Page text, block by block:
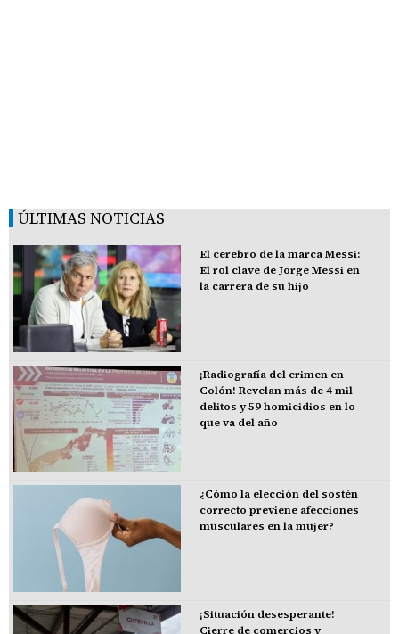
ÚLTIMAS NOTICIAS
El cerebro de la marca Messi:
El rol clave de Jorge Messi en
la carrera de su hijo
¡Radiografía del crimen en
Colón! Revelan más de 4 mil
delitos y 59 homicidios en lo
que va del año
¿Cómo la elección del sostén
correcto previene afecciones
musculares en la mujer?
¡Situación desesperante!
Cierre de comercios y